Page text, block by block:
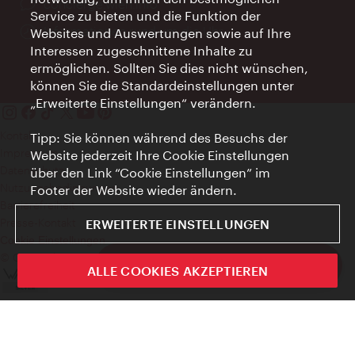
ivie - Die offizielle City Guide App
Ort:
concierge.wien.info
Öffnungszeiten:
Informationen rund um die Uhr
Kontakt
Impressum
Datenschutz
Nutzungsbedingungen
Barrierefreiheit
Cookie Einstellungen
© Copyright WienTourismus
Service zu bieten und die Funktion der
Websites und Auswertungen sowie auf Ihre
Interessen zugeschnittene Inhalte zu
ermöglichen. Sollten Sie dies nicht wünschen,
können Sie die Standardeinstellungen unter
„Erweiterte Einstellungen“ verändern.
Tipp: Sie können während des Besuchs der
Website jederzeit Ihre Cookie Einstellungen
über den Link “Cookie Einstellungen” im
Footer der Website wieder ändern.
ERWEITERTE EINSTELLUNGEN
ALLE COOKIES AKZEPTIEREN